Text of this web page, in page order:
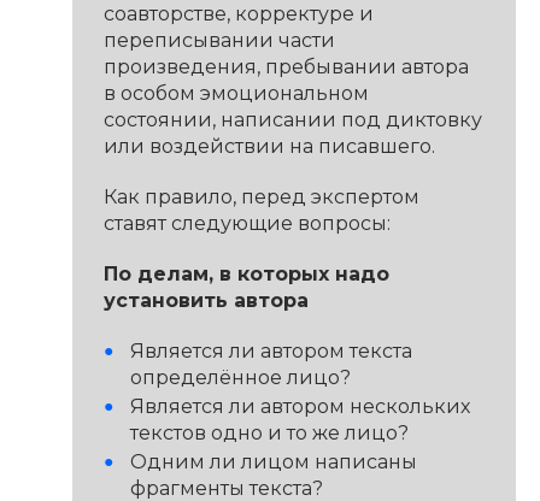
соавторстве, корректуре и
переписывании части
произведения, пребывании автора
в особом эмоциональном
состоянии, написании под диктовку
или воздействии на писавшего.
Как правило, перед экспертом
ставят следующие вопросы:
По делам, в которых надо
установить автора
Является ли автором текста
определённое лицо?
Является ли автором нескольких
текстов одно и то же лицо?
Одним ли лицом написаны
фрагменты текста?